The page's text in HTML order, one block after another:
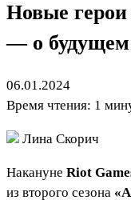
Новые
— о будущем
06.01.2024
Время чтения: 1
Лина Скорич
Накануне Riot
из второго сезона